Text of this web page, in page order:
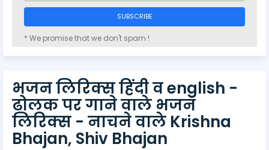
* We promise that we don't spam !
भजन लिरिक्स हिंदी व english -
ढोलक पर गाने वाले भजन
लिरिक्स - नाचने वाले Krishna
Bhajan, Shiv Bhajan